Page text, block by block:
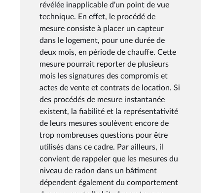
révélée inapplicable d'un point de vue
technique. En effet, le procédé de
mesure consiste à placer un capteur
dans le logement, pour une durée de
deux mois, en période de chauffe. Cette
mesure pourrait reporter de plusieurs
mois les signatures des compromis et
actes de vente et contrats de location. Si
des procédés de mesure instantanée
existent, la fiabilité et la représentativité
de leurs mesures soulèvent encore de
trop nombreuses questions pour être
utilisés dans ce cadre. Par ailleurs, il
convient de rappeler que les mesures du
niveau de radon dans un bâtiment
dépendent également du comportement